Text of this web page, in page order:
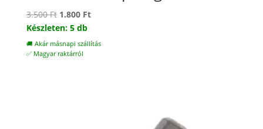
3.500Ft Original
price
was:
3.500 Ft.
1.800 FtCurrent
is:
Készleten: 5 db
🚚 Akár másnapi szállítás
✅ Magyar raktárról